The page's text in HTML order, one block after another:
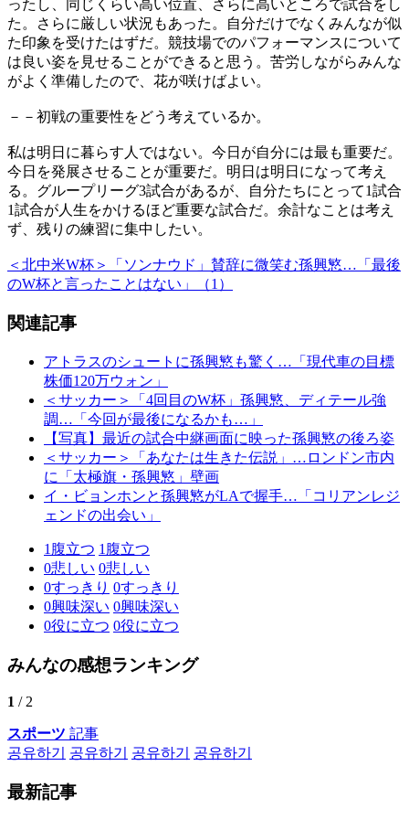
ったし、同じくらい高い位置、さらに高いところで試合をし
た。さらに厳しい状況もあった。自分だけでなくみんなが似
た印象を受けたはずだ。競技場でのパフォーマンスについて
は良い姿を見せることができると思う。苦労しながらみんな
がよく準備したので、花が咲けばよい。
－－初戦の重要性をどう考えているか。
私は明日に暮らす人ではない。今日が自分には最も重要だ。
今日を発展させることが重要だ。明日は明日になって考え
る。グループリーグ3試合があるが、自分たちにとって1試合
1試合が人生をかけるほど重要な試合だ。余計なことは考え
ず、残りの練習に集中したい。
＜北中米W杯＞「ソンナウド」賛辞に微笑む孫興慜…「最後
のW杯と言ったことはない」（1）
関連記事
アトラスのシュートに孫興慜も驚く…「現代車の目標
株価120万ウォン」
＜サッカー＞「4回目のW杯」孫興慜、ディテール強
調…「今回が最後になるかも…」
【写真】最近の試合中継画面に映った孫興慜の後ろ姿
＜サッカー＞「あなたは生きた伝説」…ロンドン市内
に「太極旗・孫興慜」壁画
イ・ビョンホンと孫興慜がLAで握手…「コリアンレジ
ェンドの出会い」
1 腹立つ 1 腹立つ
0悲しい 0悲しい
0すっきり 0すっきり
0興味深い 0興味深い
0役に立つ 0役に立つ
みんなの感想ランキング
1 / 2
スポーツ 記事
공유하기
공유하기 공유하기 공유하기
最新記事